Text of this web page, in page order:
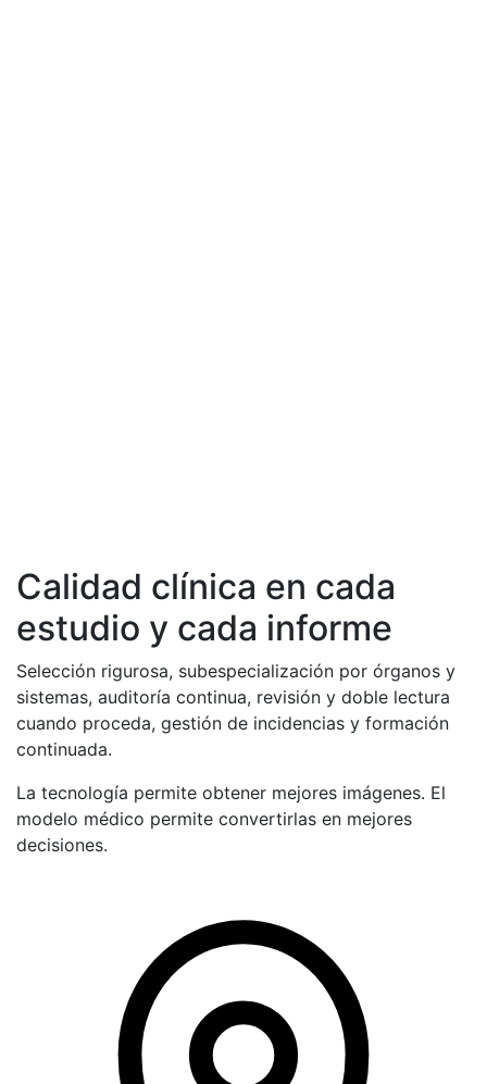
Calidad clínica en cada
estudio y cada informe
Selección rigurosa, subespecialización por órganos y
sistemas, auditoría continua, revisión y doble lectura
cuando proceda, gestión de incidencias y formación
continuada.
La tecnología permite obtener mejores imágenes. El
modelo médico permite convertirlas en mejores
decisiones.